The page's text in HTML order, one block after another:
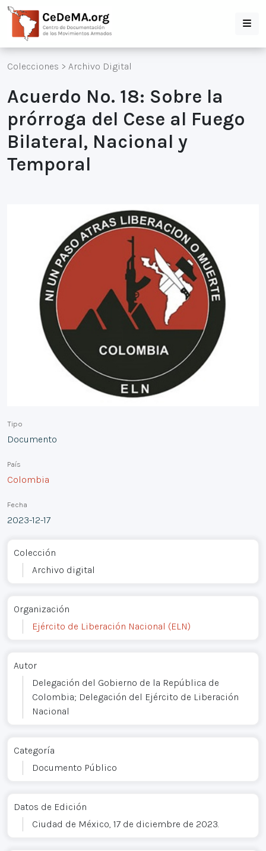
Colecciones > Archivo Digital
Acuerdo No. 18: Sobre la
prórroga del Cese al Fuego
Bilateral, Nacional y
Temporal
Tipo
Documento
País
Colombia
Fecha
2023-12-17
Colección
Archivo digital
Organización
Ejército de Liberación Nacional (ELN)
Autor
Delegación del Gobierno de la República de
Colombia; Delegación del Ejército de Liberación
Nacional
Categoría
Documento Público
Datos de Edición
Ciudad de México, 17 de diciembre de 2023.